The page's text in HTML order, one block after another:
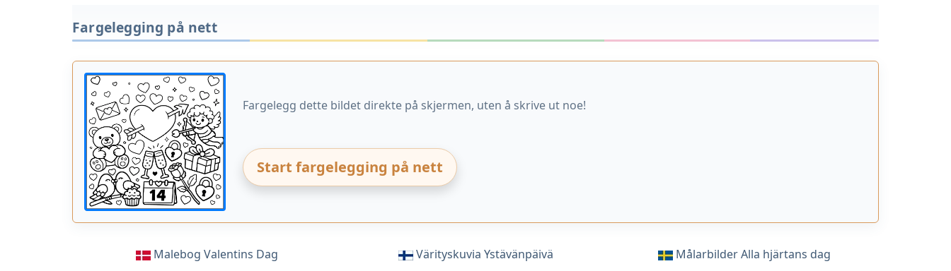
Fargelegging på nett
Fargelegg dette bildet direkte på skjermen, uten å skrive ut noe!
Start fargelegging på nett
Malebog Valentins Dag Värityskuvia Ystävänpäivä Målarbilder Alla hjärtans dag